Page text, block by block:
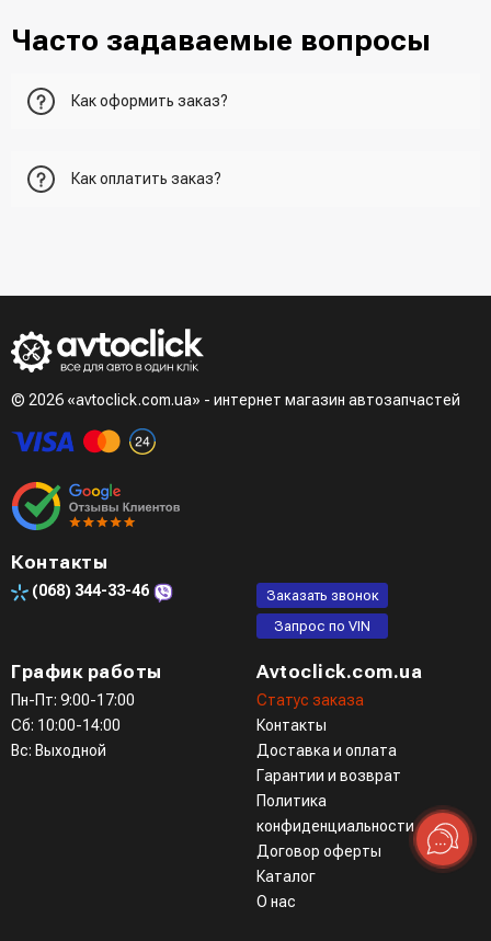
Часто задаваемые вопросы
Как оформить заказ?
корзину и указать всю необходимую информацию о
наберет менеджер для подтверждения и уточнения данных.
Третий вариант - сделать заказ по телефонном режиме
при разговоре с менеджером
Четвертый вариант - заказать через доступные
мессенджеры (viber, telegram)
Как оплатить заказ?
- LiqPay при оформлении заказа через корзину
© 2026 «avtoclick.com.ua» - интернет магазин автозапчастей
Контакты
(068) 344-33-46
Заказать звонок
Запрос по VIN
График работы
Пн-Пт: 9:00-17:00
Сб: 10:00-14:00
Вс: Выходной
Avtoclick.com.ua
Статус заказа
Контакты
Доставка и оплата
Гарантии и возврат
Политика
конфиденциальности
Договор оферты
Каталог
О нас